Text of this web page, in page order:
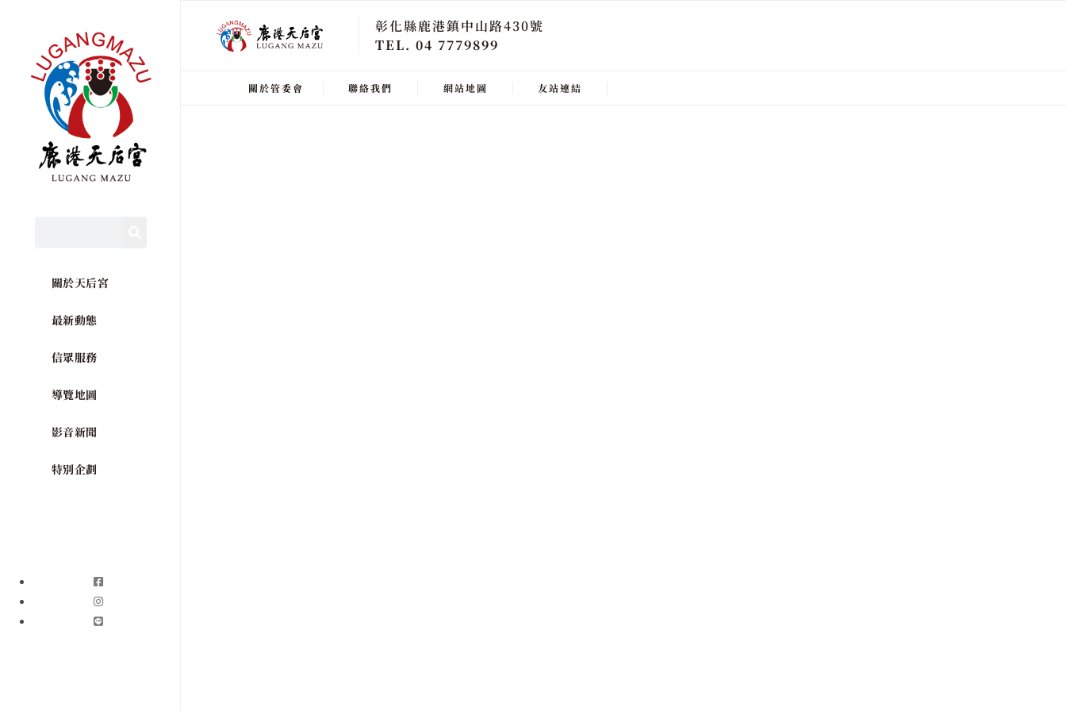
關於天后宮
最新動態
信眾服務
導覽地圖
影音新聞
特別企劃
彰化縣鹿港鎮中山路430號
TEL. 04 7779899
關於管委會 聯絡我們 網站地圖 友站連結